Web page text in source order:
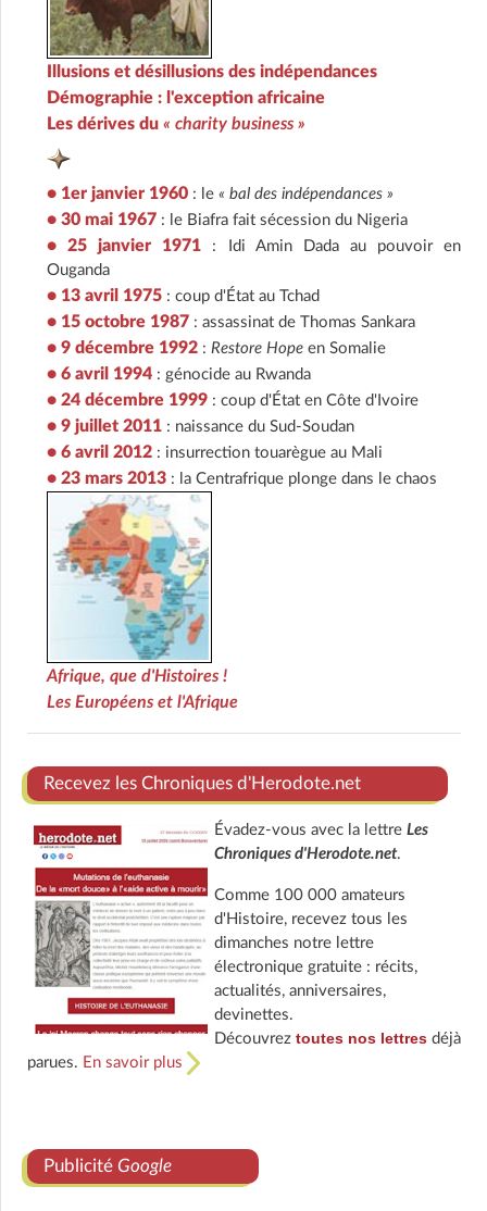
Illusions et désillusions des indépendances
Démographie : l'exception africaine
Les dérives du « charity business »
• 1er janvier 1960 : le « bal des indépendances »
• 30 mai 1967 : le Biafra fait sécession du Nigeria
• 25 janvier 1971 : Idi Amin Dada au pouvoir en
Ouganda
• 13 avril 1975 : coup d'État au Tchad
• 15 octobre 1987 : assassinat de Thomas Sankara
• 9 décembre 1992 : Restore Hope en Somalie
• 6 avril 1994 : génocide au Rwanda
• 24 décembre 1999 : coup d'État en Côte d'Ivoire
• 9 juillet 2011 : naissance du Sud-Soudan
• 6 avril 2012 : insurrection touarègue au Mali
• 23 mars 2013 : la Centrafrique plonge dans le chaos
Afrique, que d'Histoires !
Les Européens et l'Afrique
Recevez les Chroniques d'Herodote.net
Évadez-vous avec la lettre Les
Chroniques d'Herodote.net.
Comme 100 000 amateurs
d'Histoire, recevez tous les
dimanches notre lettre
électronique gratuite : récits,
actualités, anniversaires,
devinettes.
Découvrez toutes nos lettresdéjà
parues. En savoir plus
Publicité Google